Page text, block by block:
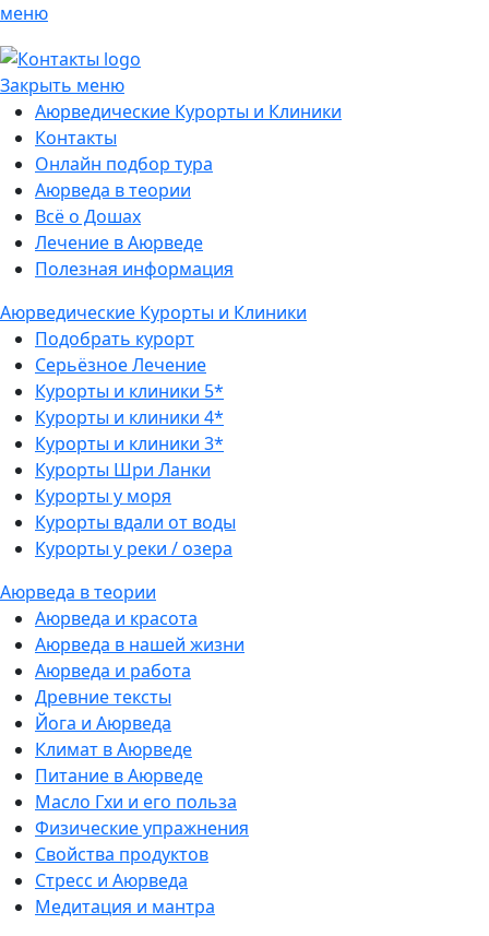
меню
Закрыть меню
Аюрведические Курорты и Клиники
Контакты
Онлайн подбор тура
Аюрведа в теории
Всё о Дошах
Лечение в Аюрведе
Полезная информация
Аюрведические Курорты и Клиники
Подобрать курорт
Серьёзное Лечение
Курорты и клиники 5*
Курорты и клиники 4*
Курорты и клиники 3*
Курорты Шри Ланки
Курорты у моря
Курорты вдали от воды
Курорты у реки / озера
Аюрведа в теории
Аюрведа и красота
Аюрведа в нашей жизни
Аюрведа и работа
Древние тексты
Йога и Аюрведа
Климат в Аюрведе
Питание в Аюрведе
Масло Гхи и его польза
Физические упражнения
Свойства продуктов
Стресс и Аюрведа
Медитация и мантра